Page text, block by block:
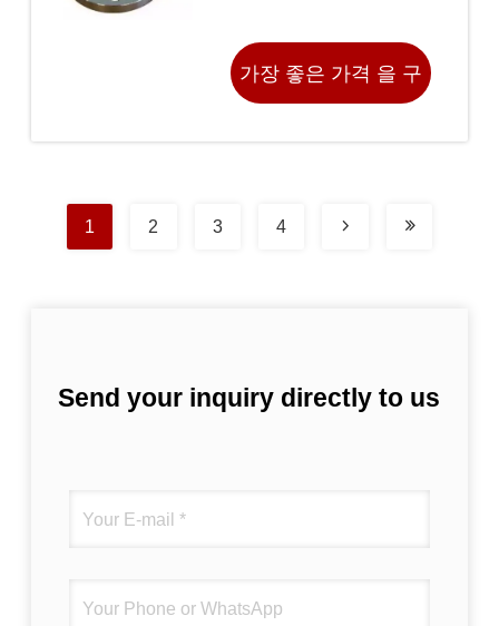
가장 좋은 가격 을 구
1 2 3 4
Send your inquiry directly to us